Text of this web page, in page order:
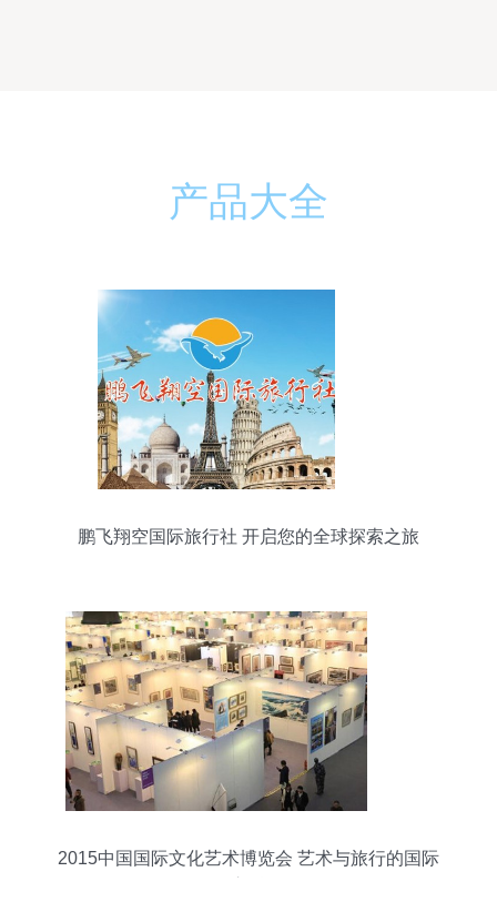
产品大全
鹏飞翔空国际旅行社 开启您的全球探索之旅
2015中国国际文化艺术博览会 艺术与旅行的国际